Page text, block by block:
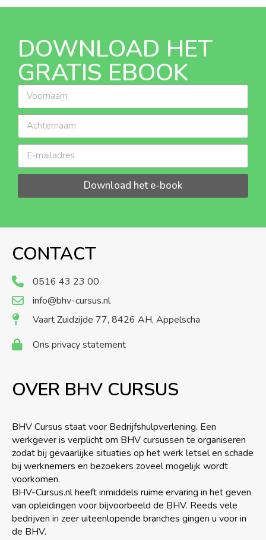
DOWNLOAD HET
GRATIS EBOOK
Download het e-book
CONTACT
0516 43 23 00
info@bhv-cursus.nl
Vaart Zuidzijde 77, 8426 AH, Appelscha
Ons privacy statement
OVER BHV CURSUS
BHV Cursus staat voor Bedrijfshulpverlening. Een
werkgever is verplicht om BHV cursussen te organiseren
zodat bij gevaarlijke situaties op het werk letsel en schade
bij werknemers en bezoekers zoveel mogelijk wordt
voorkomen.
BHV-Cursus.nl heeft inmiddels ruime ervaring in het geven
van opleidingen voor bijvoorbeeld de BHV. Reeds vele
bedrijven in zeer uiteenlopende branches gingen u voor in
de BHV.